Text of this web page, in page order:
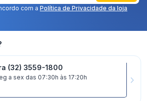
com a Política de Privacidade da loja
(32) 3559-1800
a sex das 07:30h às 17:20h